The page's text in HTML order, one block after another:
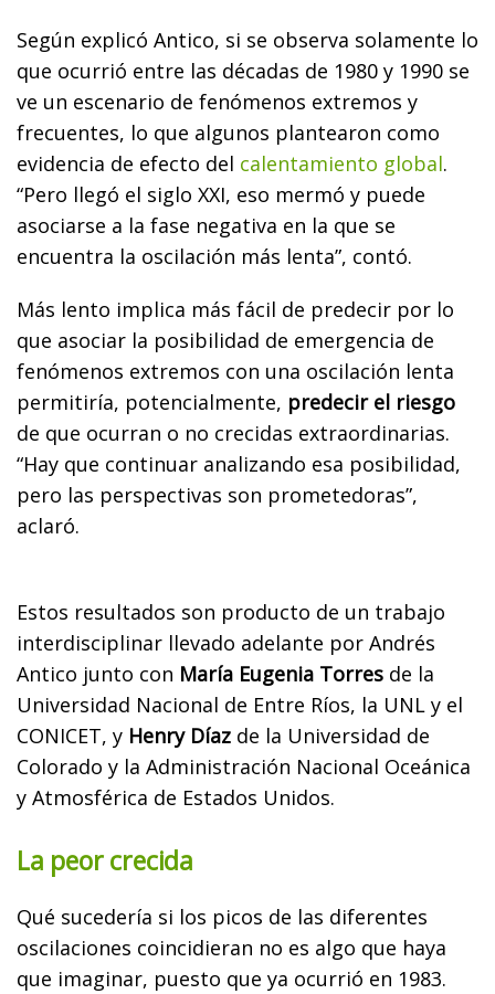
Según explicó Antico, si se observa solamente lo
que ocurrió entre las décadas de 1980 y 1990 se
ve un escenario de fenómenos extremos y
frecuentes, lo que algunos plantearon como
evidencia de efecto del calentamiento global.
“Pero llegó el siglo XXI, eso mermó y puede
asociarse a la fase negativa en la que se
encuentra la oscilación más lenta”, contó.
Más lento implica más fácil de predecir por lo
que asociar la posibilidad de emergencia de
fenómenos extremos con una oscilación lenta
permitiría, potencialmente, predecir el riesgo
de que ocurran o no crecidas extraordinarias.
“Hay que continuar analizando esa posibilidad,
pero las perspectivas son prometedoras”,
aclaró.
Estos resultados son producto de un trabajo
interdisciplinar llevado adelante por Andrés
Antico junto con María Eugenia Torres de la
Universidad Nacional de Entre Ríos, la UNL y el
CONICET, y Henry Díaz de la Universidad de
Colorado y la Administración Nacional Oceánica
y Atmosférica de Estados Unidos.
La peor crecida
Qué sucedería si los picos de las diferentes
oscilaciones coincidieran no es algo que haya
que imaginar, puesto que ya ocurrió en 1983.